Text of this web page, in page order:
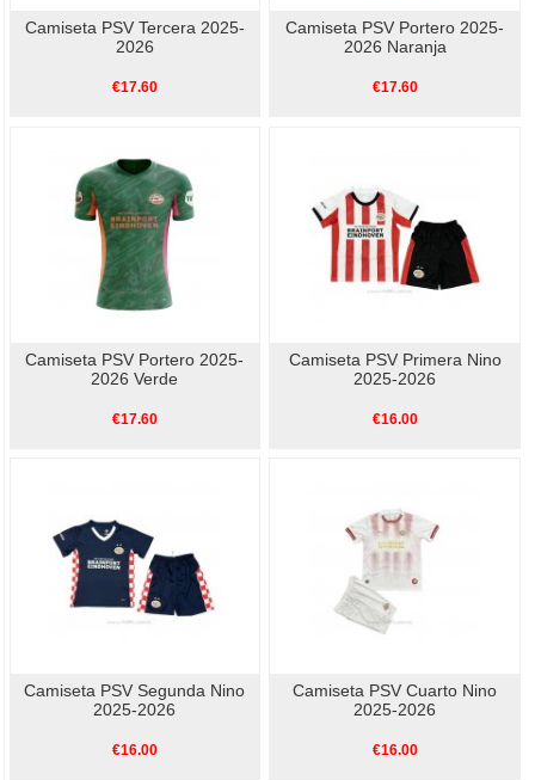
Camiseta PSV Tercera 2025-
2026
€17.60
Camiseta PSV Portero 2025-
2026 Naranja
€17.60
Camiseta PSV Portero 2025-
2026 Verde
€17.60
Camiseta PSV Primera Nino
2025-2026
€16.00
Camiseta PSV Segunda Nino
2025-2026
€16.00
Camiseta PSV Cuarto Nino
2025-2026
€16.00